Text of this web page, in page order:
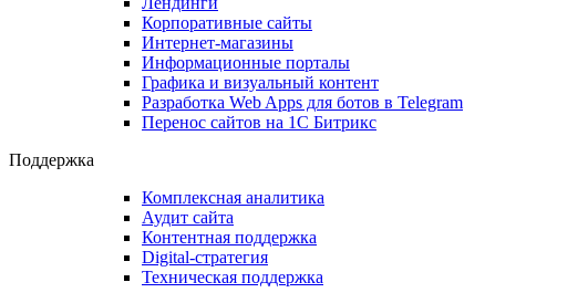
Корпоративные сайты
Интернет-магазины
Информационные порталы
Графика и визуальный контент
Разработка Web Apps для ботов в Telegram
Перенос сайтов на 1С Битрикс
Поддержка
Комплексная аналитика
Аудит сайта
Контентная поддержка
Digital-стратегия
Техническая поддержка